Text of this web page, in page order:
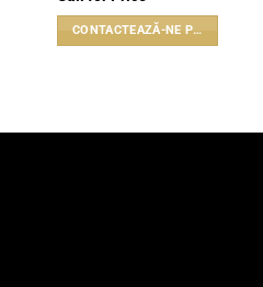
CONTACTEAZĂ-NE PENTRU PREȚ